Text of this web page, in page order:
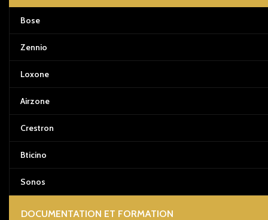
Bose
Zennio
Loxone
Airzone
Crestron
Bticino
Sonos
DOCUMENTATION ET FORMATION